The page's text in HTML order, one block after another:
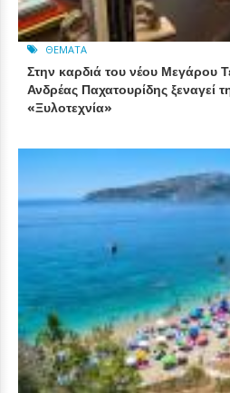
ΘΈΜΑΤΑ
Στην καρδιά του νέου Μεγάρου
Ανδρέας Παχατουρίδης ξεναγεί
«Ξυλοτεχνία»